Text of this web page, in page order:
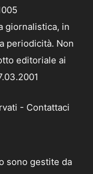
giornalistica, in
periodicità. Non
editoriale ai
- Contattaci
sono gestite da